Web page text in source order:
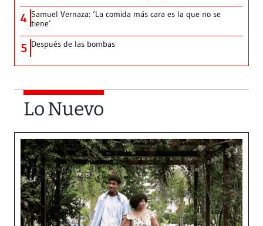
4 Samuel Vernaza: ‘La comida más cara es la que no se
tiene’
5 Después de las bombas
Lo Nuevo